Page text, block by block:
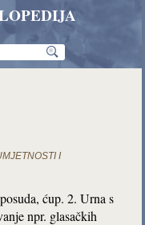
I
ćup. 2. Urna s
npr. glasačkih